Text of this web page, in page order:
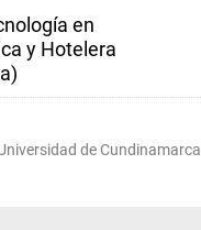
en
y Hotelera
de Cundinamarca